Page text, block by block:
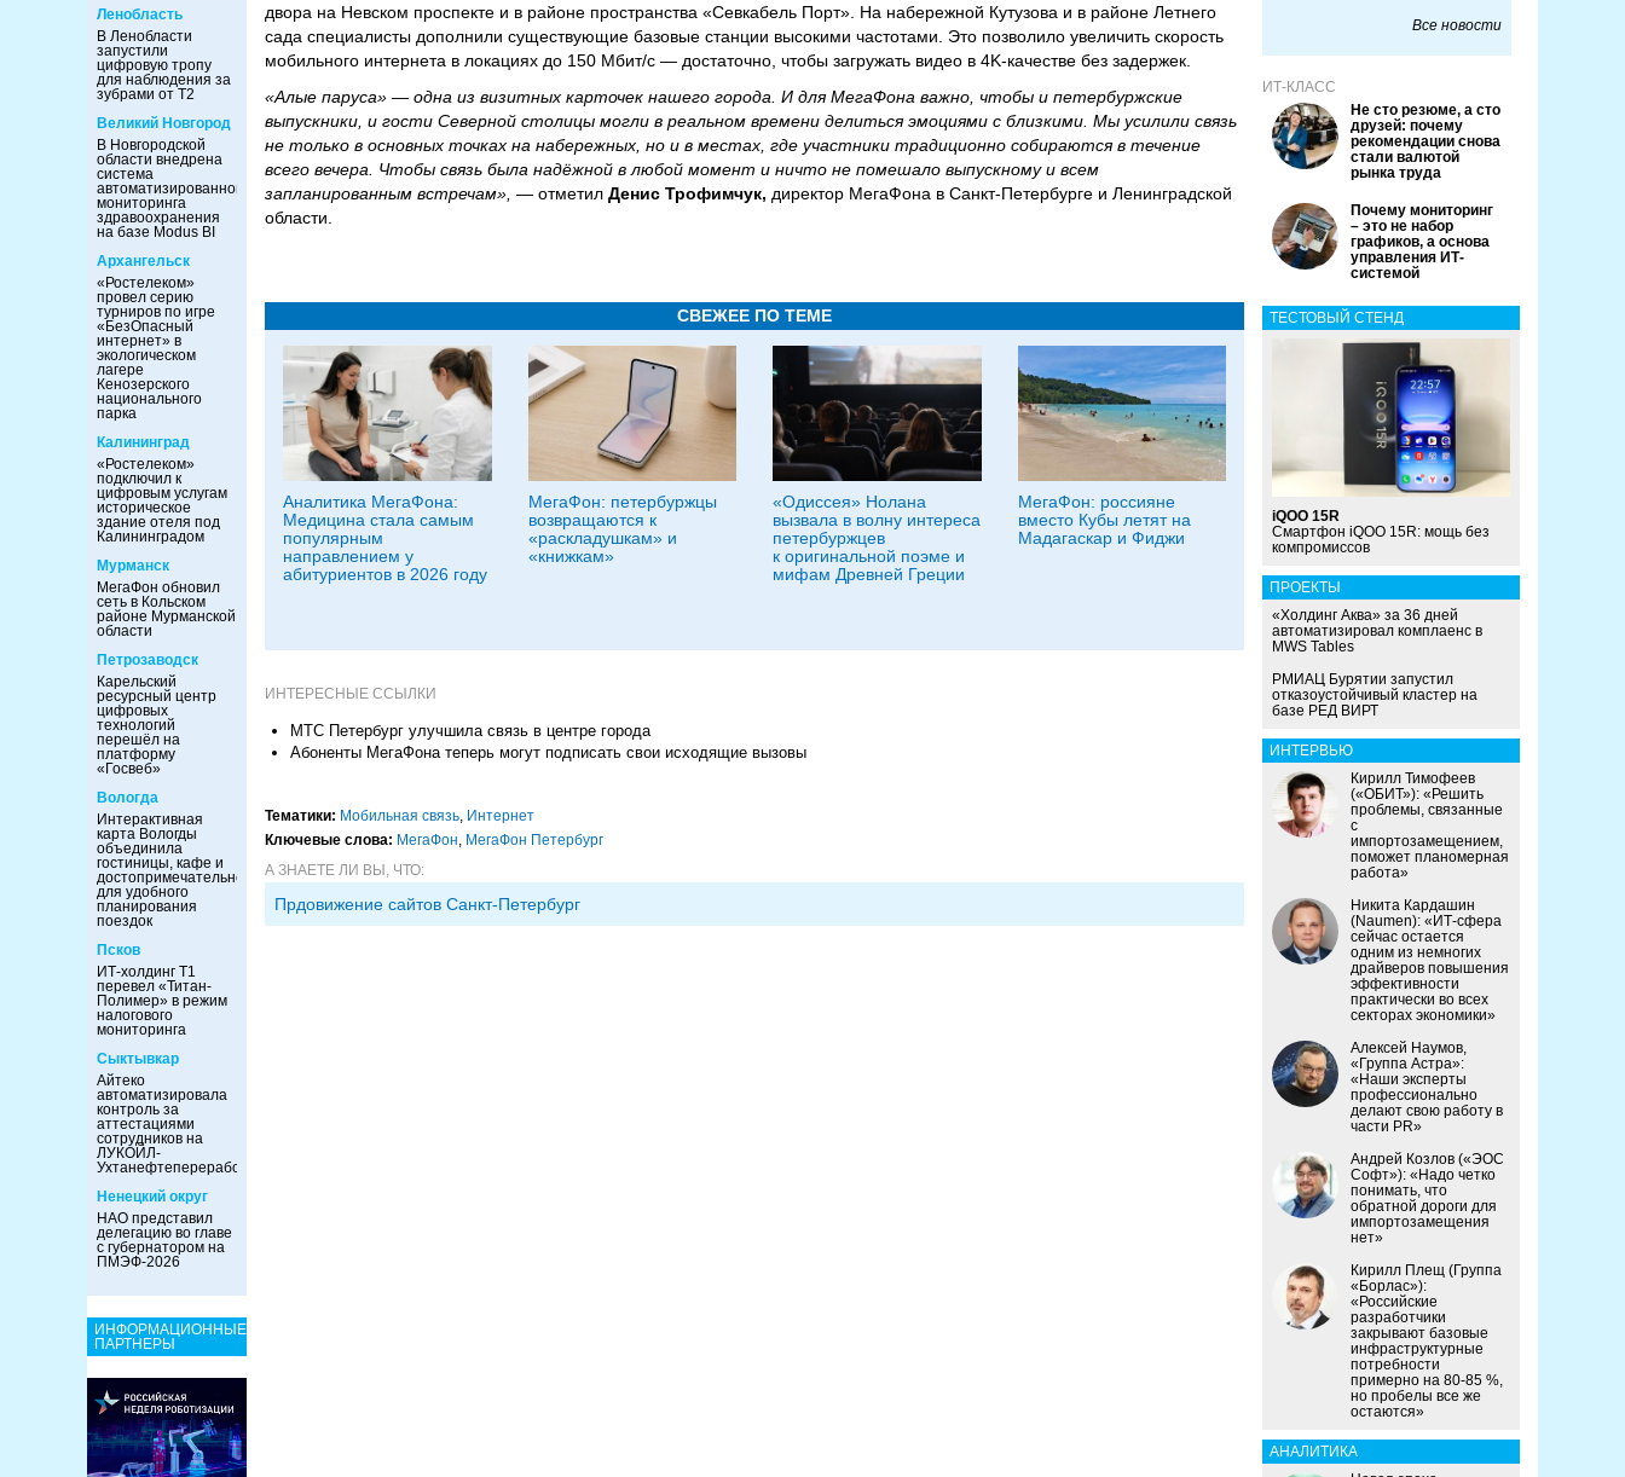
Ленобласть
В Ленобласти
запустили
цифровую тропу
для наблюдения за
зубрами от Т2
Великий Новгород
В Новгородской
области внедрена
система
автоматизированного
мониторинга
здравоохранения
на базе Modus BI
Архангельск
«Ростелеком»
провел серию
турниров по игре
«БезОпасный
интернет» в
экологическом
лагере
Кенозерского
национального
парка
Калининград
«Ростелеком»
подключил к
цифровым услугам
историческое
здание отеля под
Калининградом
Мурманск
МегаФон обновил
сеть в Кольском
районе Мурманской
области
Петрозаводск
Карельский
ресурсный центр
цифровых
технологий
перешёл на
платформу
«Госвеб»
Вологда
Интерактивная
карта Вологды
объединила
гостиницы, кафе и
достопримечательности
для удобного
планирования
поездок
Псков
ИТ-холдинг Т1
перевел «Титан-
Полимер» в режим
налогового
мониторинга
Сыктывкар
Айтеко
автоматизировала
контроль за
аттестациями
сотрудников на
ЛУКОЙЛ-
Ухтанефтепереработка
Ненецкий округ
НАО представил
делегацию во главе
с губернатором на
ПМЭФ-2026
ИНФОРМАЦИОННЫЕ
ПАРТНЕРЫ
двора на Невском проспекте и в районе пространства «Севкабель Порт». На набережной Кутузова и в районе Летнего
сада специалисты дополнили существующие базовые станции высокими частотами. Это позволило увеличить скорость
мобильного интернета в локациях до 150 Мбит/с — достаточно, чтобы загружать видео в 4K-качестве без задержек.
«Алые паруса» — одна из визитных карточек нашего города. И для МегаФона важно, чтобы и петербуржские
выпускники, и гости Северной столицы могли в реальном времени делиться эмоциями с близкими. Мы усилили связь
не только в основных точках на набережных, но и в местах, где участники традиционно собираются в течение
всего вечера. Чтобы связь была надёжной в любой момент и ничто не помешало выпускному и всем
запланированным встречам», — отметил Денис Трофимчук, директор МегаФона в Санкт-Петербурге и Ленинградской
области.
СВЕЖЕЕ ПО ТЕМЕ
Аналитика МегаФона:
Медицина стала самым
популярным
направлением у
абитуриентов в 2026 году
МегаФон: петербуржцы
возвращаются к
«раскладушкам» и
«книжкам»
«Одиссея» Нолана
вызвала в волну интереса
петербуржцев
к оригинальной поэме и
мифам Древней Греции
МегаФон: россияне
вместо Кубы летят на
Мадагаскар и Фиджи
ИНТЕРЕСНЫЕ ССЫЛКИ
МТС Петербург улучшила связь в центре города
Абоненты МегаФона теперь могут подписать свои исходящие вызовы
Тематики: Мобильная связь, Интернет
Ключевые слова: МегаФон, МегаФон Петербург
А ЗНАЕТЕ ЛИ ВЫ, ЧТО:
Прдовижение сайтов Санкт-Петербург
Все новости
ИТ-КЛАСС
Не сто резюме, а сто
друзей: почему
рекомендации снова
стали валютой
рынка труда
Почему мониторинг
– это не набор
графиков, а основа
управления ИТ-
системой
ТЕСТОВЫЙ СТЕНД
iQOO 15R
Смартфон iQOO 15R: мощь без
компромиссов
ПРОЕКТЫ
«Холдинг Аква» за 36 дней
автоматизировал комплаенс в
MWS Tables
РМИАЦ Бурятии запустил
отказоустойчивый кластер на
базе РЕД ВИРТ
ИНТЕРВЬЮ
Кирилл Тимофеев
(«ОБИТ»): «Решить
проблемы, связанные
с
импортозамещением,
поможет планомерная
работа»
Никита Кардашин
(Naumen): «ИТ-сфера
сейчас остается
одним из немногих
драйверов повышения
эффективности
практически во всех
секторах экономики»
Алексей Наумов,
«Группа Астра»:
«Наши эксперты
профессионально
делают свою работу в
части PR»
Андрей Козлов («ЭОС
Софт»): «Надо четко
понимать, что
обратной дороги для
импортозамещения
нет»
Кирилл Плещ (Группа
«Борлас»):
«Российские
разработчики
закрывают базовые
инфраструктурные
потребности
примерно на 80-85 %,
но пробелы все же
остаются»
АНАЛИТИКА